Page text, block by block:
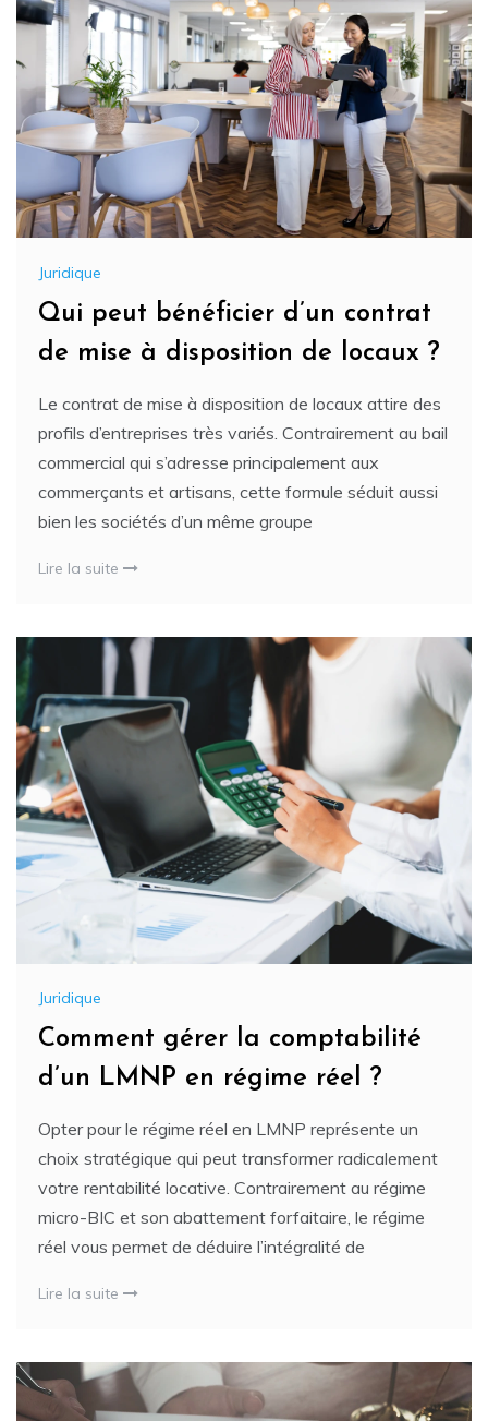
Juridique
Qui peut bénéficier d’un contrat
de mise à disposition de locaux ?
Le contrat de mise à disposition de locaux attire des
profils d’entreprises très variés. Contrairement au bail
commercial qui s’adresse principalement aux
commerçants et artisans, cette formule séduit aussi
bien les sociétés d’un même groupe
Lire la suite
Juridique
Comment gérer la comptabilité
d’un LMNP en régime réel ?
Opter pour le régime réel en LMNP représente un
choix stratégique qui peut transformer radicalement
votre rentabilité locative. Contrairement au régime
micro-BIC et son abattement forfaitaire, le régime
réel vous permet de déduire l’intégralité de
Lire la suite